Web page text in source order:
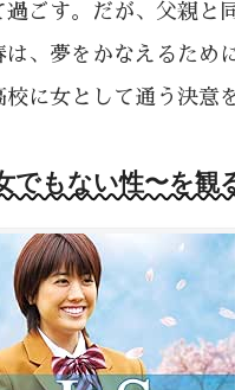
過ごす。だが、父親と
は、夢をかなえるため
に女として通う決意
でもない性〜を観